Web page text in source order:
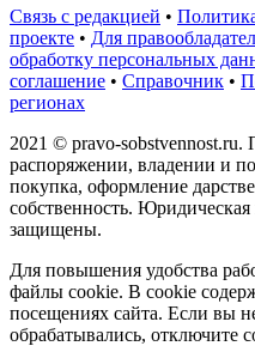
Связь с редакцией •
проекте • Для
обработку персональных
соглашение • Справочник •
регионах
2021 © pravo-sobstvennost.ru.
распоряжении, владении и
покупка, оформление
собственность. Юридическая
защищены.
Для повышения удобства
файлы cookie. В cookie
посещениях сайта. Если вы
обрабатывались, отключите